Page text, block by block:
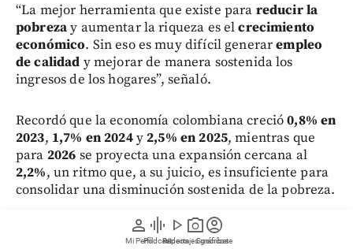
person
Mi Perfil
graphic_eq
Pódcast
play_arrow
Videos
photo_camera
Reportajes gráficos
account_circle
Suscríbete
“La mejor herramienta que existe para reducir la
pobrezay aumentar la riqueza es elcrecimiento
económico. Sin eso es muy difícil generarempleo
de calidad y mejorar de manera sostenida los
ingresos de los hogares”, señaló.
Recordó que la economía colombiana creció0,8% en
2023, 1,7% en 2024y2,5% en 2025, mientras que
para 2026 se proyecta una expansión cercana al
2,2%, un ritmo que, a su juicio, es insuficiente para
consolidar una disminución sostenida de la pobreza.
“Cuando la economía crece poco, también lo hacen